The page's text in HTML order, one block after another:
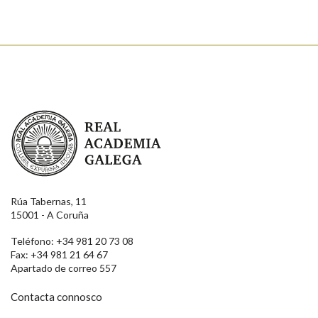
Real Academia Galega
Rúa Tabernas, 11
15001 - A Coruña
Teléfono: +34 981 20 73 08
Fax: +34 981 21 64 67
Apartado de correo 557
Contacta connosco